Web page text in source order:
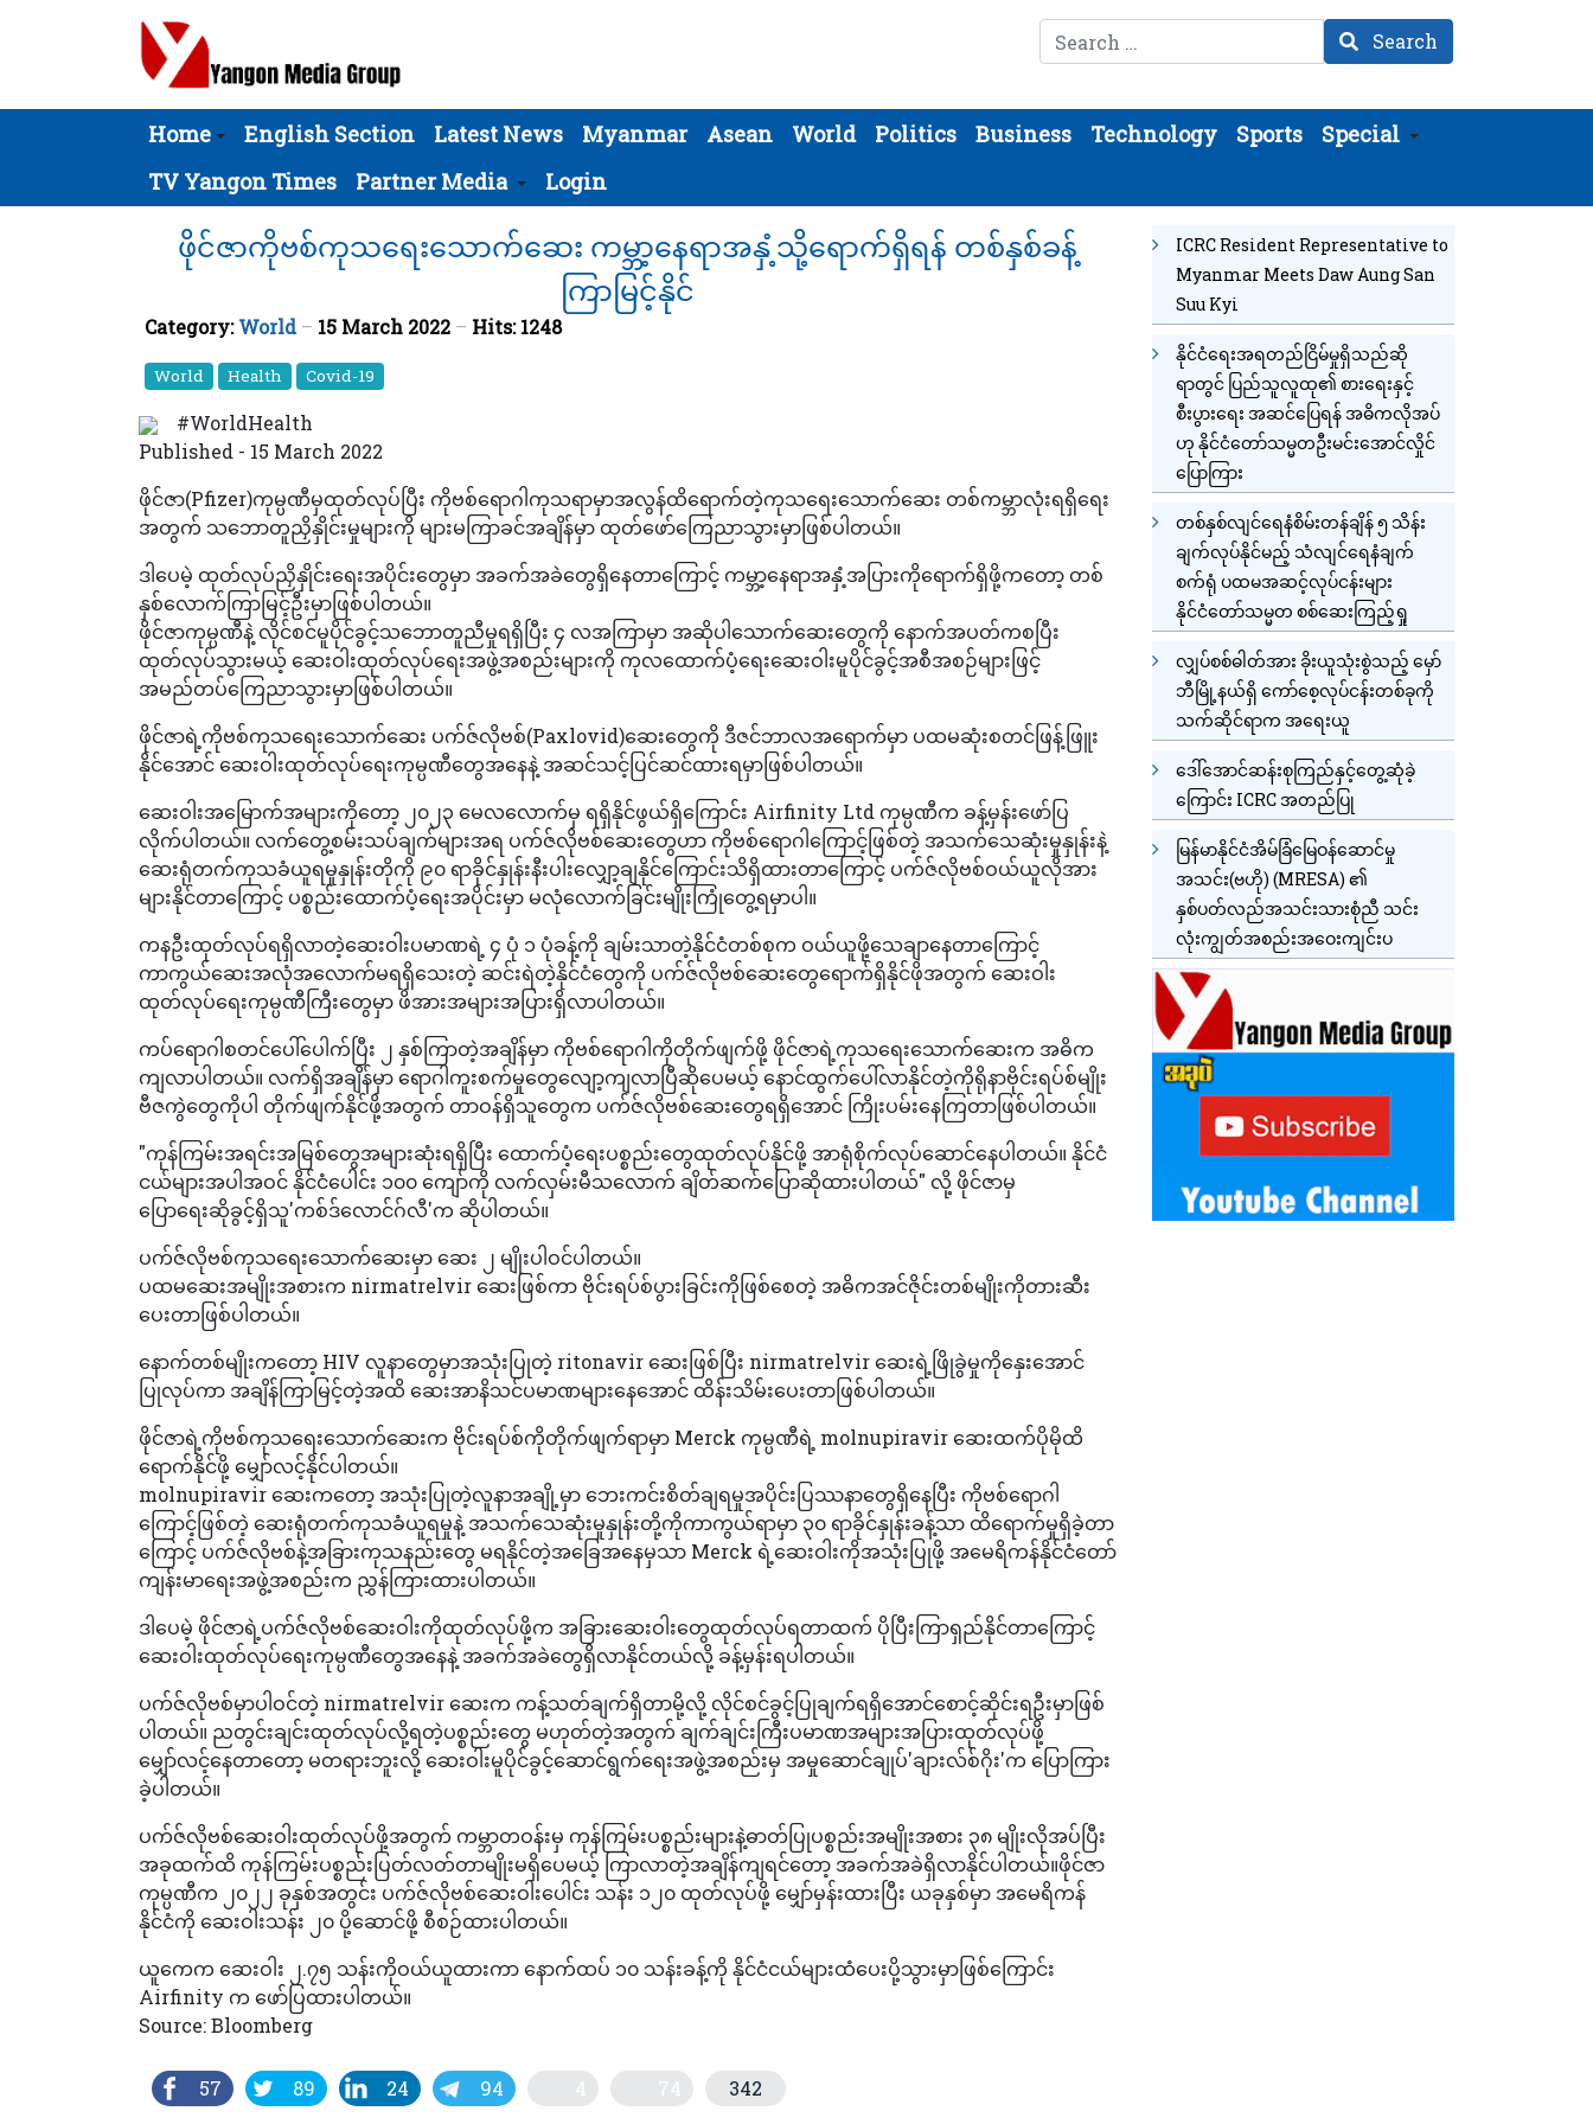
Search Search
Home English Section Latest News Myanmar Asean World Politics Business Technology Sports
Special
TV Yangon Times
Partner Media Login
ဖိုင်ဇာကိုဗစ်ကုသရေးသောက်ဆေး ကမ္ဘာ့နေရာအနှံ့သို့ရောက်ရှိရန် တစ်နှစ်ခန့်
ကြာမြင့်နိုင်
Category:World 15 March 2022 Hits: 1248
World Health Covid-19
#WorldHealth
Published - 15 March 2022
ဖိုင်ဇာ(Pfizer)ကုမ္ပဏီမှထုတ်လုပ်ပြီး ကိုဗစ်ရောဂါကုသရာမှာအလွန်ထိရောက်တဲ့ကုသရေးသောက်ဆေး တစ်ကမ္ဘာလုံးရရှိရေး
အတွက် သဘောတူညှိနှိုင်းမှုများကို များမကြာခင်အချိန်မှာ ထုတ်ဖော်ကြေညာသွားမှာဖြစ်ပါတယ်။
ဒါပေမဲ့ ထုတ်လုပ်ညှိနှိုင်းရေးအပိုင်းတွေမှာ အခက်အခဲတွေရှိနေတာကြောင့် ကမ္ဘာ့နေရာအနှံ့အပြားကိုရောက်ရှိဖို့ကတော့ တစ်
နှစ်လောက်ကြာမြင့်ဦးမှာဖြစ်ပါတယ်။
ဖိုင်ဇာကုမ္ပဏီနဲ့ လိုင်စင်မူပိုင်ခွင့်သဘောတူညီမှုရရှိပြီး ၄ လအကြာမှာ အဆိုပါသောက်ဆေးတွေကို နောက်အပတ်ကစပြီး
ထုတ်လုပ်သွားမယ့် ဆေးဝါးထုတ်လုပ်ရေးအဖွဲ့အစည်းများကို ကုလထောက်ပံ့ရေးဆေးဝါးမူပိုင်ခွင့်အစီအစဉ်များဖြင့်
အမည်တပ်ကြေညာသွားမှာဖြစ်ပါတယ်။
ဖိုင်ဇာရဲ့ကိုဗစ်ကုသရေးသောက်ဆေး ပက်ဇ်လိုဗစ်(Paxlovid)ဆေးတွေကို ဒီဇင်ဘာလအရောက်မှာ ပထမဆုံးစတင်ဖြန့်ဖြူး
နိုင်အောင် ဆေးဝါးထုတ်လုပ်ရေးကုမ္ပဏီတွေအနေနဲ့ အဆင်သင့်ပြင်ဆင်ထားရမှာဖြစ်ပါတယ်။
ဆေးဝါးအမြောက်အများကိုတော့ ၂၀၂၃ မေလလောက်မှ ရရှိနိုင်ဖွယ်ရှိကြောင်း Airfinity Ltd ကုမ္ပဏီက ခန့်မှန်းဖော်ပြ
လိုက်ပါတယ်။ လက်တွေ့စမ်းသပ်ချက်များအရ ပက်ဇ်လိုဗစ်ဆေးတွေဟာ ကိုဗစ်ရောဂါကြောင့်ဖြစ်တဲ့ အသက်သေဆုံးမှုနှုန်းနဲ့
ဆေးရုံတက်ကုသခံယူရမှုနှုန်းတိုကို ၉၀ ရာခိုင်နှုန်းနီးပါးလျှော့ချနိုင်ကြောင်းသိရှိထားတာကြောင့် ပက်ဇ်လိုဗစ်ဝယ်ယူလိုအား
များနိုင်တာကြောင့် ပစ္စည်းထောက်ပံ့ရေးအပိုင်းမှာ မလုံလောက်ခြင်းမျိုးကြုံတွေ့ရမှာပါ။
ကနဦးထုတ်လုပ်ရရှိလာတဲ့ဆေးဝါးပမာဏရဲ့ ၄ ပုံ ၁ ပုံခန့်ကို ချမ်းသာတဲ့နိုင်ငံတစ်စုက ဝယ်ယူဖို့သေချာနေတာကြောင့်
ကာကွယ်ဆေးအလုံအလောက်မရရှိသေးတဲ့ ဆင်းရဲတဲ့နိုင်ငံတွေကို ပက်ဇ်လိုဗစ်ဆေးတွေရောက်ရှိနိုင်ဖိုအတွက် ဆေးဝါး
ထုတ်လုပ်ရေးကုမ္ပဏီကြီးတွေမှာ ဖိအားအများအပြားရှိလာပါတယ်။
ကပ်ရောဂါစတင်ပေါ်ပေါက်ပြီး ၂ နှစ်ကြာတဲ့အချိန်မှာ ကိုဗစ်ရောဂါကိုတိုက်ဖျက်ဖို့ ဖိုင်ဇာရဲ့ကုသရေးသောက်ဆေးက အဓိက
ကျလာပါတယ်။ လက်ရှိအချိန်မှာ ရောဂါကူးစက်မှုတွေလျော့ကျလာပြီဆိုပေမယ့် နောင်ထွက်ပေါ်လာနိုင်တဲ့ကိုရိုနာဗိုင်းရပ်စ်မျိုး
ဗီဇကွဲတွေကိုပါ တိုက်ဖျက်နိုင်ဖို့အတွက် တာဝန်ရှိသူတွေက ပက်ဇ်လိုဗစ်ဆေးတွေရရှိအောင် ကြိုးပမ်းနေကြတာဖြစ်ပါတယ်။
"ကုန်ကြမ်းအရင်းအမြစ်တွေအများဆုံးရရှိပြီး ထောက်ပံ့ရေးပစ္စည်းတွေထုတ်လုပ်နိုင်ဖို့ အာရုံစိုက်လုပ်ဆောင်နေပါတယ်။ နိုင်ငံ
ငယ်များအပါအဝင် နိုင်ငံပေါင်း ၁၀၀ ကျော်ကို လက်လှမ်းမီသလောက် ချိတ်ဆက်ပြောဆိုထားပါတယ်" လို့ ဖိုင်ဇာမှ
ပြောရေးဆိုခွင့်ရှိသူ'ကစ်ဒ်လောင်ဂ်လီ'က ဆိုပါတယ်။
ပက်ဇ်လိုဗစ်ကုသရေးသောက်ဆေးမှာ ဆေး ၂ မျိုးပါဝင်ပါတယ်။
ပထမဆေးအမျိုးအစားက nirmatrelvir ဆေးဖြစ်ကာ ဗိုင်းရပ်စ်ပွားခြင်းကိုဖြစ်စေတဲ့ အဓိကအင်ဇိုင်းတစ်မျိုးကိုတားဆီး
ပေးတာဖြစ်ပါတယ်။
နောက်တစ်မျိုးကတော့ HIV လူနာတွေမှာအသုံးပြုတဲ့ ritonavir ဆေးဖြစ်ပြီး nirmatrelvir ဆေးရဲ့ဖြိုခွဲမှုကိုနှေးအောင်
ပြုလုပ်ကာ အချိန်ကြာမြင့်တဲ့အထိ ဆေးအာနိသင်ပမာဏများနေအောင် ထိန်းသိမ်းပေးတာဖြစ်ပါတယ်။
ဖိုင်ဇာရဲ့ကိုဗစ်ကုသရေးသောက်ဆေးက ဗိုင်းရပ်စ်ကိုတိုက်ဖျက်ရာမှာ Merck ကုမ္ပဏီရဲ့ molnupiravir ဆေးထက်ပိုမိုထိ
ရောက်နိုင်ဖို့ မျှော်လင့်နိုင်ပါတယ်။
molnupiravir ဆေးကတော့ အသုံးပြုတဲ့လူနာအချို့မှာ ဘေးကင်းစိတ်ချရမှုအပိုင်းပြဿနာတွေရှိနေပြီး ကိုဗစ်ရောဂါ
ကြောင့်ဖြစ်တဲ့ ဆေးရုံတက်ကုသခံယူရမှုနဲ့ အသက်သေဆုံးမှုနှုန်းတို့ကိုကာကွယ်ရာမှာ ၃၀ ရာခိုင်နှုန်းခန့်သာ ထိရောက်မှုရှိခဲ့တာ
ကြောင့် ပက်ဇ်လိုဗစ်နဲ့အခြားကုသနည်းတွေ မရနိုင်တဲ့အခြေအနေမှသာ Merck ရဲ့ဆေးဝါးကိုအသုံးပြုဖို့ အမေရိကန်နိုင်ငံတော်
ကျန်းမာရေးအဖွဲ့အစည်းက ညွှန်ကြားထားပါတယ်။
ဒါပေမဲ့ ဖိုင်ဇာရဲ့ပက်ဇ်လိုဗစ်ဆေးဝါးကိုထုတ်လုပ်ဖို့က အခြားဆေးဝါးတွေထုတ်လုပ်ရတာထက် ပိုပြီးကြာရှည်နိုင်တာကြောင့်
ဆေးဝါးထုတ်လုပ်ရေးကုမ္ပဏီတွေအနေနဲ့ အခက်အခဲတွေရှိလာနိုင်တယ်လို့ ခန့်မှန်းရပါတယ်။
ပက်ဇ်လိုဗစ်မှာပါဝင်တဲ့ nirmatrelvir ဆေးက ကန့်သတ်ချက်ရှိတာမို့လို့ လိုင်စင်ခွင့်ပြုချက်ရရှိအောင်စောင့်ဆိုင်းရဦးမှာဖြစ်
ပါတယ်။ ညတွင်းချင်းထုတ်လုပ်လို့ရတဲ့ပစ္စည်းတွေ မဟုတ်တဲ့အတွက် ချက်ချင်းကြီးပမာဏအများအပြားထုတ်လုပ်ဖို့
မျှော်လင့်နေတာတော့ မတရားဘူးလို့ ဆေးဝါးမူပိုင်ခွင့်ဆောင်ရွက်ရေးအဖွဲ့အစည်းမှ အမှုဆောင်ချုပ်'ချားလ်စ်ဂိုး'က ပြောကြား
ခဲ့ပါတယ်။
ပက်ဇ်လိုဗစ်ဆေးဝါးထုတ်လုပ်ဖို့အတွက် ကမ္ဘာတဝန်းမှ ကုန်ကြမ်းပစ္စည်းများနဲ့ဓာတ်ပြုပစ္စည်းအမျိုးအစား ၃၈ မျိုးလိုအပ်ပြီး
အခုထက်ထိ ကုန်ကြမ်းပစ္စည်းပြတ်လတ်တာမျိုးမရှိပေမယ့် ကြာလာတဲ့အချိန်ကျရင်တော့ အခက်အခဲရှိလာနိုင်ပါတယ်။ဖိုင်ဇာ
ကုမ္ပဏီက ၂၀၂၂ ခုနှစ်အတွင်း ပက်ဇ်လိုဗစ်ဆေးဝါးပေါင်း သန်း ၁၂၀ ထုတ်လုပ်ဖို့ မျှော်မှန်းထားပြီး ယခုနှစ်မှာ အမေရိကန်
နိုင်ငံကို ဆေးဝါးသန်း ၂၀ ပို့ဆောင်ဖို့ စီစဉ်ထားပါတယ်။
ယူကေက ဆေးဝါး ၂.၇၅ သန်းကိုဝယ်ယူထားကာ နောက်ထပ် ၁၀ သန်းခန့်ကို နိုင်ငံငယ်များထံပေးပို့သွားမှာဖြစ်ကြောင်း
Airfinity က ဖော်ပြထားပါတယ်။
Source: Bloomberg
57 89 24 94 4 74 342
ICRC Resident Representative to
Myanmar Meets Daw Aung San
Suu Kyi
နိုင်ငံရေးအရတည်ငြိမ်မှုရှိသည်ဆို
ရာတွင် ပြည်သူလူထု၏ စားရေးနှင့်
စီးပွားရေး အဆင်ပြေရန် အဓိကလိုအပ်
ဟု နိုင်ငံတော်သမ္မတဦးမင်းအောင်လှိုင်
ပြောကြား
တစ်နှစ်လျင်ရေနံစိမ်းတန်ချိန် ၅ သိန်း
ချက်လုပ်နိုင်မည့် သံလျင်ရေနံချက်
စက်ရုံ ပထမအဆင့်လုပ်ငန်းများ
နိုင်ငံတော်သမ္မတ စစ်ဆေးကြည့်ရှု
လျှပ်စစ်ဓါတ်အား ခိုးယူသုံးစွဲသည့် မှော်
ဘီမြို့နယ်ရှိ ကော်စေ့လုပ်ငန်းတစ်ခုကို
သက်ဆိုင်ရာက အရေးယူ
ဒေါ်အောင်ဆန်းစုကြည်နှင့်တွေ့ဆုံခဲ့
ကြောင်း ICRC အတည်ပြု
မြန်မာနိုင်ငံအိမ်ခြံမြေဝန်ဆောင်မှု
အသင်း(ဗဟို) (MRESA) ၏
နှစ်ပတ်လည်အသင်းသားစုံညီ သင်း
လုံးကျွတ်အစည်းအဝေးကျင်းပ